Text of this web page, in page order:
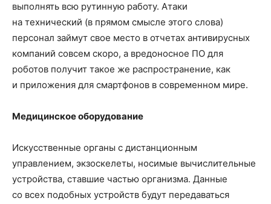
выполнять всю рутинную работу. Атаки
на технический (в прямом смысле этого слова)
персонал займут свое место в отчетах антивирусных
компаний совсем скоро, а вредоносное ПО для
роботов получит такое же распространение, как
и приложения для смартфонов в современном мире.
Медицинское оборудование
Искусственные органы с дистанционным
управлением, экзоскелеты, носимые вычислительные
устройства, ставшие частью организма. Данные
со всех подобных устройств будут передаваться